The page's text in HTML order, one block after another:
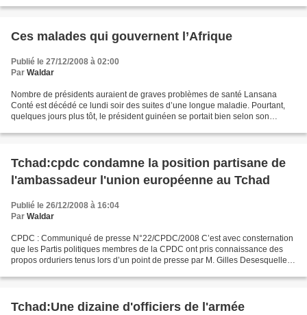
Ces malades qui gouvernent l’Afrique
Publié le 27/12/2008 à 02:00
Par Waldar
Nombre de présidents auraient de graves problèmes de santé Lansana
Conté est décédé ce lundi soir des suites d’une longue maladie. Pourtant,
quelques jours plus tôt, le président guinéen se portait bien selon son
Tchad:cpdc condamne la position partisane de
l'ambassadeur l'union européenne au Tchad
Publié le 26/12/2008 à 16:04
Par Waldar
CPDC : Communiqué de presse N°22/CPDC/2008 C’est avec consternation
que les Partis politiques membres de la CPDC ont pris connaissance des
propos orduriers tenus lors d’un point de presse par M. Gilles Desesquelles,
Tchad:Une dizaine d'officiers de l'armée